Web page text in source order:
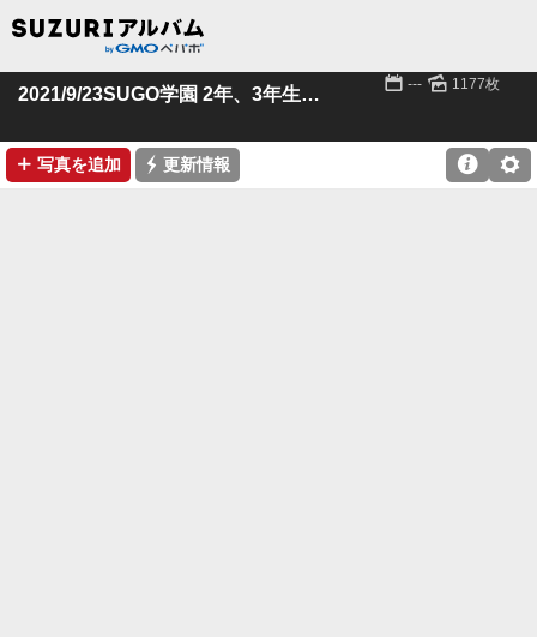
2021/9/23SUGO学園 2年、3年生クラス 📅 --- 🌄 1177枚
➕ 写真を追加 ⚡ 更新情報 ⚙
